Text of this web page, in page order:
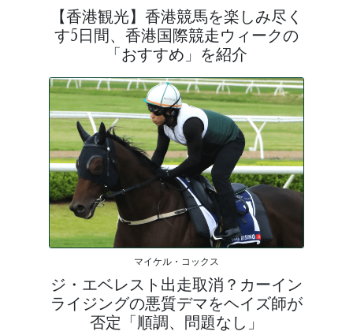
【香港観光】香港競馬を楽しみ尽く
す5日間、香港国際競走ウィークの
「おすすめ」を紹介
マイケル・コックス
ジ・エベレスト出走取消？カーイン
ライジングの悪質デマをヘイズ師が
否定「順調、問題なし」